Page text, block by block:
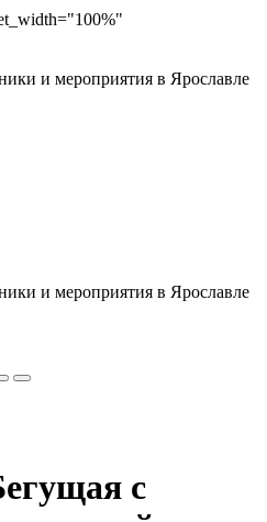
и мероприятия в Ярославле
и мероприятия в Ярославле
с